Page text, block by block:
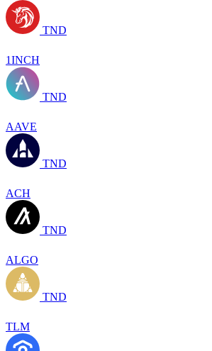
TND
1INCH
TND
AAVE
TND
ACH
TND
ALGO
TND
TLM